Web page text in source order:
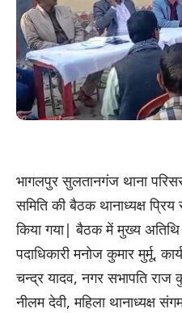
भागलपुर सुलतानगंज थाना
समिति की बैठक थानाध्यक्ष
किया गया| बैठक में मुख्य
पदाधिकारी मनोज कुमार मुर्मू,
चन्द्र यादव, नगर सभापति राज
नीलम देवी, महिला थानाध्यक्ष